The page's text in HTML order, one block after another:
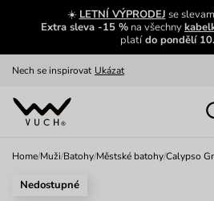
☀️ LETNÍ VÝPRODEJ se
Extra sleva -15 % na všechny
platído pondělí
Výměna a vrácení zdarma Zobrazit
Prohlédnout
Nech se inspirovat Ukázat
Home/Muži/Batohy/Městské batohy/Calypso
Nedostupné